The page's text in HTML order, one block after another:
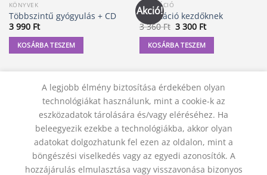
KÖNYVEK
Többszintű gyógyulás + CD
3 990 Ft
KOSÁRBA TESZEM
Akció!
MEDITÁCIÓ
Meditáció kezdőknek
3 360Ft Original
price
was:
3
360 Ft.
3 300 FtCurrent
price
is:
3
300 Ft.
KOSÁRBA TESZEM
A legjobb élmény biztosítása érdekében olyan
technológiákat használunk, mint a cookie-k az
eszközadatok tárolására és/vagy eléréséhez. Ha
beleegyezik ezekbe a technológiákba, akkor olyan
adatokat dolgozhatunk fel ezen az oldalon, mint a
böngészési viselkedés vagy az egyedi azonosítók. A
hozzájárulás elmulasztása vagy visszavonása bizonyos